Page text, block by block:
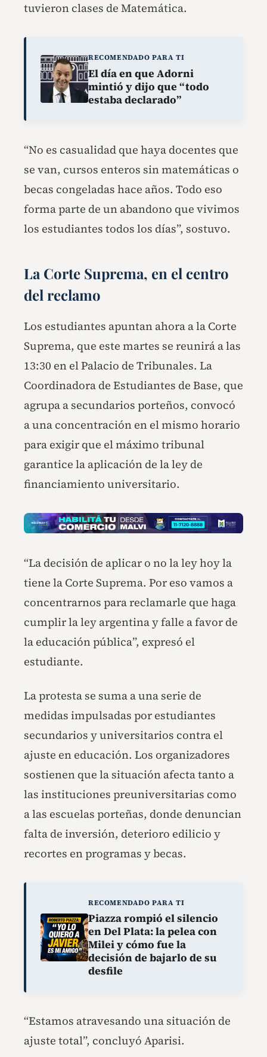
tuvieron clases de Matemática.
RECOMENDADO PARA TI
El día en que Adorni
mintió y dijo que “todo
estaba declarado”
“No es casualidad que haya docentes que
se van, cursos enteros sin matemáticas o
becas congeladas hace años. Todo eso
forma parte de un abandono que vivimos
los estudiantes todos los días”, sostuvo.
La Corte Suprema, en el centro
del reclamo
Los estudiantes apuntan ahora a la Corte
Suprema, que este martes se reunirá a las
13:30 en el Palacio de Tribunales. La
Coordinadora de Estudiantes de Base, que
agrupa a secundarios porteños, convocó
a una concentración en el mismo horario
para exigir que el máximo tribunal
garantice la aplicación de la ley de
financiamiento universitario.
“La decisión de aplicar o no la ley hoy la
tiene la Corte Suprema. Por eso vamos a
concentrarnos para reclamarle que haga
cumplir la ley argentina y falle a favor de
la educación pública”, expresó el
estudiante.
La protesta se suma a una serie de
medidas impulsadas por estudiantes
secundarios y universitarios contra el
ajuste en educación. Los organizadores
sostienen que la situación afecta tanto a
las instituciones preuniversitarias como
a las escuelas porteñas, donde denuncian
falta de inversión, deterioro edilicio y
recortes en programas y becas.
RECOMENDADO PARA TI
Piazza rompió el silencio
en Del Plata: la pelea con
Milei y cómo fue la
decisión de bajarlo de su
desfile
“Estamos atravesando una situación de
ajuste total”, concluyó Aparisi.